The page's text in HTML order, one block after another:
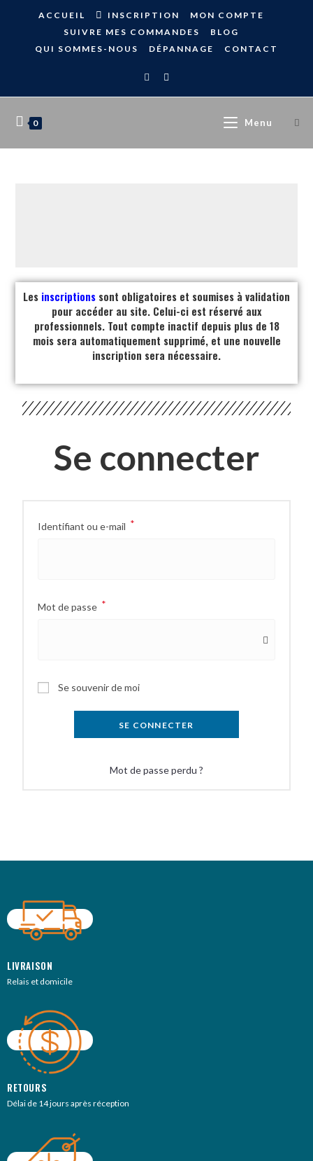
ACCUEIL INSCRIPTION
MON COMPTE
SUIVRE MES COMMANDES
BLOG
QUI SOMMES-NOUS
DÉPANNAGE CONTACT
0 Menu
Les inscriptions sont obligatoires et soumises à validation
pour accéder au site. Celui-ci est réservé aux
professionnels. Tout compte inactif depuis plus de 18
mois sera automatiquement supprimé, et une nouvelle
inscription sera nécessaire.
Se connecter
Identifiant ou e-mail *
Mot de passe *
Se souvenir de moi
SE CONNECTER
Mot de passe perdu ?
LIVRAISON
Relais et domicile
RETOURS
Délai de 14 jours après réception